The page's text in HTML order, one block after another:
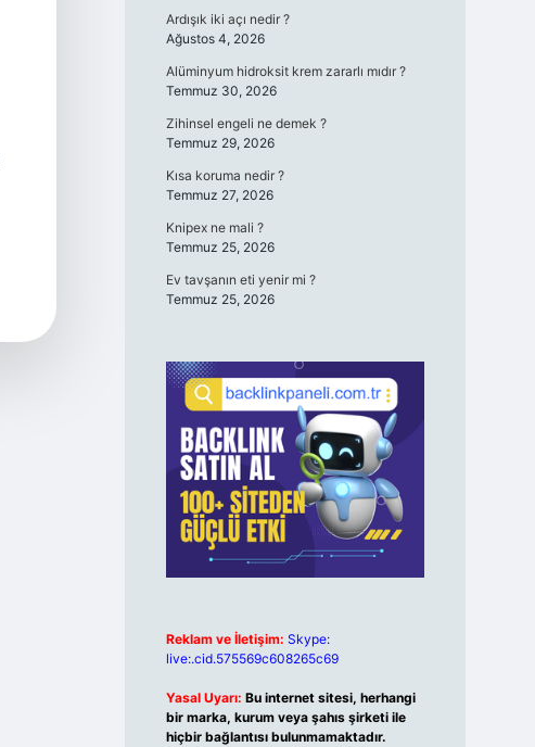
Ardışık iki açı nedir ?
Ağustos 4, 2026
Alüminyum hidroksit krem zararlı mıdır ?
Temmuz 30, 2026
Zihinsel engeli ne demek ?
Temmuz 29, 2026
Kısa koruma nedir ?
Temmuz 27, 2026
Knipex ne mali ?
Temmuz 25, 2026
Ev tavşanın eti yenir mi ?
Temmuz 25, 2026
Reklam ve İletişim: Skype:
live:.cid.575569c608265c69
Yasal Uyarı: Bu internet sitesi, herhangi
bir marka, kurum veya şahıs şirketi ile
hiçbir bağlantısı bulunmamaktadır.